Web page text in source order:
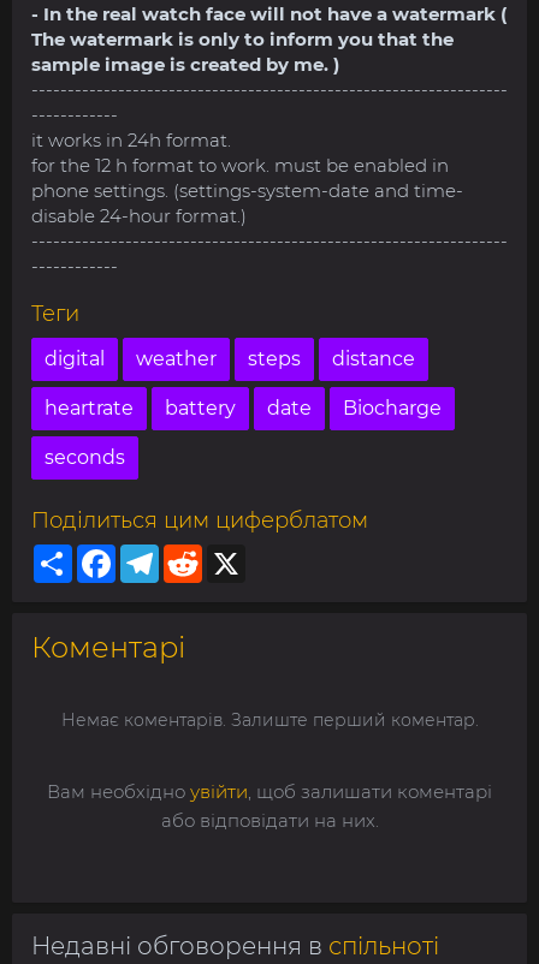
- In the real watch face will not have a watermark (
The watermark is only to inform you that the
sample image is created by me. )
------------------------------------------------------------------
------------
it works in 24h format.
for the 12 h format to work. must be enabled in
phone settings. (settings-system-date and time-
disable 24-hour format.)
------------------------------------------------------------------
------------
Теги
digital weather steps distance
heartrate battery date Biocharge
seconds
Поділиться цим циферблатом
ShareFacebookTelegram
Reddit
Коментарі
Немає коментарів. Залиште перший коментар.
Вам необхідно увійти , щоб залишати коментарі
або відповідати на них.
Недавні обговорення в спільноті